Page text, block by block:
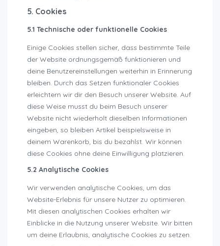
5. Cookies
5.1 Technische oder funktionelle Cookies
Einige Cookies stellen sicher, dass bestimmte Teile
der Website ordnungsgemäß funktionieren und
deine Benutzereinstellungen weiterhin in Erinnerung
bleiben. Durch das Setzen funktionaler Cookies
erleichtern wir dir den Besuch unserer Website. Auf
diese Weise musst du beim Besuch unserer
Website nicht wiederholt dieselben Informationen
eingeben, so bleiben Artikel beispielsweise in
deinem Warenkorb, bis du bezahlst. Wir können
diese Cookies ohne deine Einwilligung platzieren.
5.2 Analytische Cookies
Wir verwenden analytische Cookies, um das
Website-Erlebnis für unsere Nutzer zu optimieren.
Mit diesen analytischen Cookies erhalten wir
Einblicke in die Nutzung unserer Website. Wir bitten
um deine Erlaubnis, analytische Cookies zu setzen.